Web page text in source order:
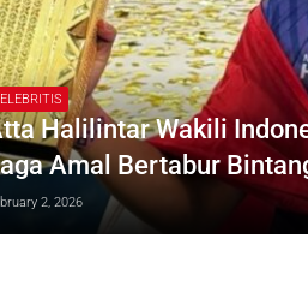
Halilintar Wakili
Amal Bertabur
2, 2026